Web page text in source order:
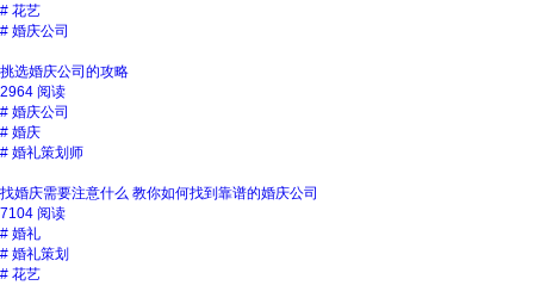
# 花艺
# 婚庆公司
挑选婚庆公司的攻略
2964 阅读
# 婚庆公司
# 婚庆
# 婚礼策划师
找婚庆需要注意什么 教你如何找到靠谱的婚庆公司
7104 阅读
# 婚礼
# 婚礼策划
# 花艺